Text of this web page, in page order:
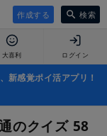
作成する 検索
大喜利 ログイン
新感覚ポイ活アプリ！
のクイズ 58